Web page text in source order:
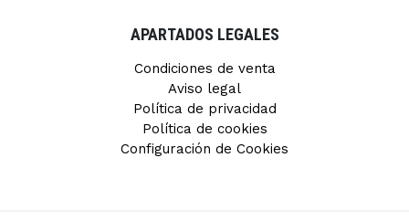
APARTADOS LEGALES
Condiciones de venta
Aviso legal
Política de privacidad
Política de cookies
Configuración de Cookies